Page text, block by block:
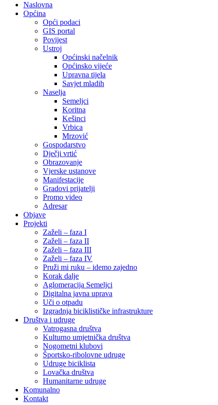
Naslovna
Općina
Opći podaci
GIS portal
Povijest
Ustroj
Općinski načelnik
Općinsko vijeće
Upravna tijela
Savjet mladih
Naselja
Semeljci
Koritna
Kešinci
Vrbica
Mrzović
Gospodarstvo
Dječji vrtić
Obrazovanje
Vjerske ustanove
Manifestacije
Gradovi prijatelji
Promo video
Adresar
Objave
Projekti
Zaželi – faza I
Zaželi – faza II
Zaželi – faza III
Zaželi – faza IV
Pruži mi ruku – idemo zajedno
Korak dalje
Aglomeracija Semeljci
Digitalna javna uprava
Uči o otpadu
Izgradnja biciklističke infrastrukture
Društva i udruge
Vatrogasna društva
Kulturno umjetnička društva
Nogometni klubovi
Športsko-ribolovne udruge
Udruge biciklista
Lovačka društva
Humanitarne udruge
Komunalno
Kontakt